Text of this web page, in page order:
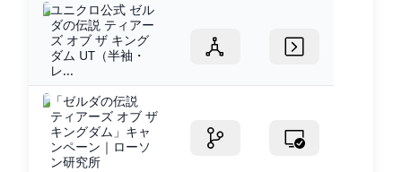
ユニクロ公式 ゼル
ダの伝説 ティアー
ズ オブ ザ キング
ダム UT（半袖・
レ...
「ゼルダの伝説
ティアーズ オブ ザ
キングダム」キャ
ンペーン｜ローソ
ン研究所